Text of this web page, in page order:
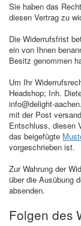
Sie haben das
diesen Vertrag zu
Die Widerrufsfrist
ein von Ihnen
Besitz genommen
Um Ihr
Headshop; Inh.
info@delight-
mit der Post
Entschluss, diesen
das beigefügte
vorgeschrieben ist.
Zur Wahrung der
über die Ausübung
absenden.
Folgen des